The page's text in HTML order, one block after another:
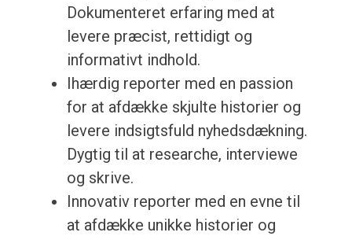
Dokumenteret erfaring med at
levere præcist, rettidigt og
informativt indhold.
Ihærdig reporter med en passion
for at afdække skjulte historier og
levere indsigtsfuld nyhedsdækning.
Dygtig til at researche, interviewe
og skrive.
Innovativ reporter med en evne til
at afdække unikke historier og